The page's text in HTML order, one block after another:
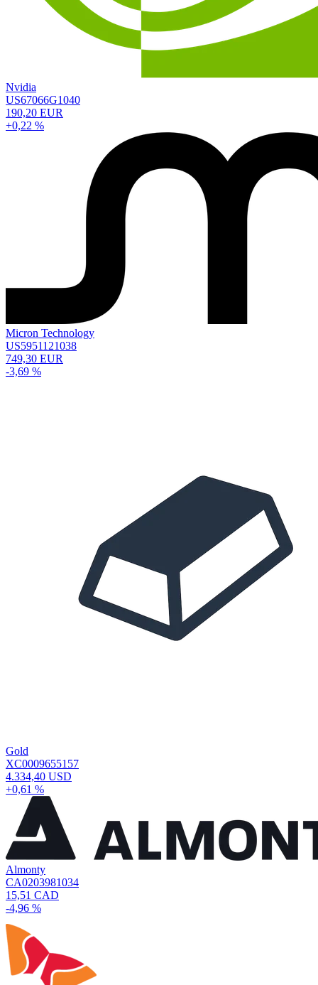
Nvidia
US67066G1040
190,20 EUR
+0,22 %
Micron Technology
US5951121038
749,30 EUR
-3,69 %
Gold
XC0009655157
4.334,40 USD
+0,61 %
Almonty
CA0203981034
15,51 CAD
-4,96 %